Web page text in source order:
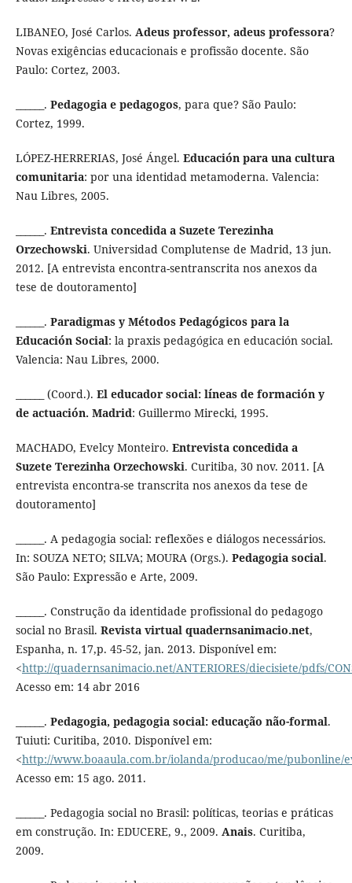
LIBANEO, José Carlos. Adeus professor, adeus professora?
Novas exigências educacionais e profissão docente. São
Paulo: Cortez, 2003.
______. Pedagogia e pedagogos, para que? São Paulo:
Cortez, 1999.
LÓPEZ-HERRERIAS, José Ángel. Educación para una cultura
comunitaria: por una identidad metamoderna. Valencia:
Nau Libres, 2005.
______. Entrevista concedida a Suzete Terezinha
Orzechowski. Universidad Complutense de Madrid, 13 jun.
2012. [A entrevista encontra-sentranscrita nos anexos da
tese de doutoramento]
______. Paradigmas y Métodos Pedagógicos para la
Educación Social: la praxis pedagógica en educación social.
Valencia: Nau Libres, 2000.
______ (Coord.). El educador social: líneas de formación y
de actuación. Madrid: Guillermo Mirecki, 1995.
MACHADO, Evelcy Monteiro. Entrevista concedida a
Suzete Terezinha Orzechowski. Curitiba, 30 nov. 2011. [A
entrevista encontra-se transcrita nos anexos da tese de
doutoramento]
______. A pedagogia social: reflexões e diálogos necessários.
In: SOUZA NETO; SILVA; MOURA (Orgs.). Pedagogia social.
São Paulo: Expressão e Arte, 2009.
______. Construção da identidade profissional do pedagogo
social no Brasil. Revista virtual quadernsanimacio.net,
Espanha, n. 17,p. 45-52, jan. 2013. Disponível em:
<http://quadernsanimacio.net/ANTERIORES/diecisiete/pdfs/
Acesso em: 14 abr 2016
______. Pedagogia, pedagogia social: educação não-formal.
Tuiuti: Curitiba, 2010. Disponível em:
<http://www.boaaula.com.br/iolanda/producao/me/pubonline/
Acesso em: 15 ago. 2011.
______. Pedagogia social no Brasil: políticas, teorias e práticas
em construção. In: EDUCERE, 9., 2009. Anais. Curitiba,
2009.